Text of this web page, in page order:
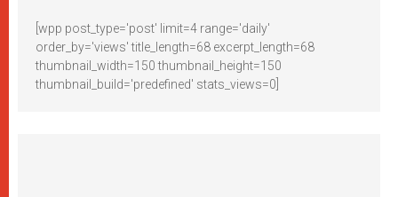
[wpp post_type='post' limit=4 range='daily'
order_by='views' title_length=68 excerpt_length=68
thumbnail_width=150 thumbnail_height=150
thumbnail_build='predefined' stats_views=0]